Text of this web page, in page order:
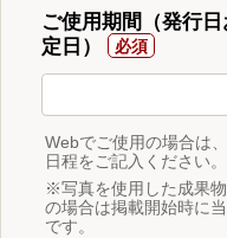
ご使用期間（発行
定日）
Webでご使用の場合は
日程をご記入ください。
※写真を使用した成果
の場合は掲載開始時に
です。